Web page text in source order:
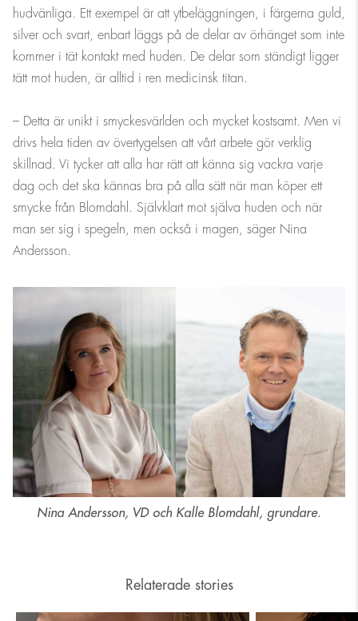
hudvänliga. Ett exempel är att ytbeläggningen, i färgerna guld,
silver och svart, enbart läggs på de delar av örhänget som inte
kommer i tät kontakt med huden. De delar som ständigt ligger
tätt mot huden, är alltid i ren medicinsk titan.
– Detta är unikt i smyckesvärlden och mycket kostsamt. Men vi
drivs hela tiden av övertygelsen att vårt arbete gör verklig
skillnad. Vi tycker att alla har rätt att känna sig vackra varje
dag och det ska kännas bra på alla sätt när man köper ett
smycke från Blomdahl. Självklart mot själva huden och när
man ser sig i spegeln, men också i magen, säger Nina
Andersson.
Nina Andersson, VD och Kalle Blomdahl, grundare.
Relaterade stories